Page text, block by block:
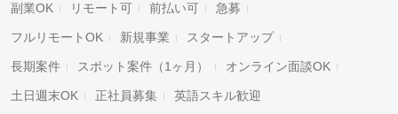
副業OK リモート可 前払い可 急募
フルリモートOK 新規事業 スタートアップ
長期案件 スポット案件（1ヶ月） オンライン面談OK
土日週末OK 正社員募集 英語スキル歓迎